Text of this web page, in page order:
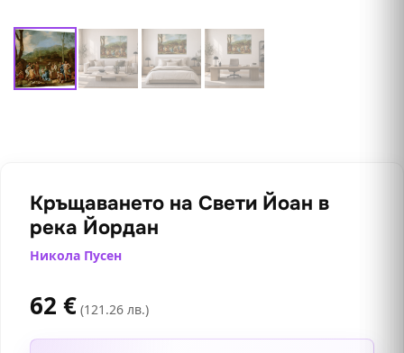
Кръщаването на Свети Йоан в
река Йордан
Никола Пусен
62 € (121.26 лв.)